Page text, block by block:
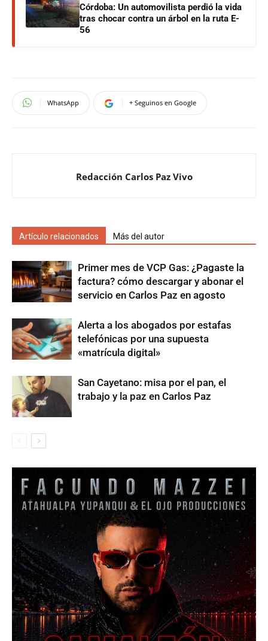
Córdoba: Un automovilista perdió la vida
tras chocar contra un árbol en la ruta E-
56
WhatsApp + Seguinos en Google
Redacción Carlos Paz Vivo
Artículo relacionados Más del autor
Primer mes de VCP Gas: ¿Pagaste la
factura? cómo descargar y abonar el
servicio en Carlos Paz en agosto
Alerta a los abogados por estafas
telefónicas por una supuesta
«matrícula digital»
San Cayetano: misa por el pan, el
trabajo y la paz en Carlos Paz